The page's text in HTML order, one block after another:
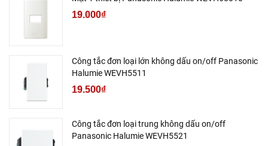
19.000₫
Công tắc đơn loại lớn không dấu on/off Panasonic
Halumie WEVH5511
19.500₫
Công tắc đơn loại trung không dấu on/off
Panasonic Halumie WEVH5521